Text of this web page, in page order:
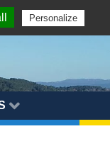
Personalize